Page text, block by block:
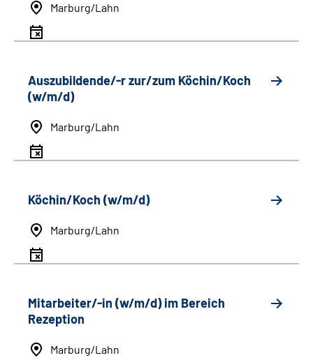
Marburg/Lahn
Auszubildende/-r zur/zum Köchin/Koch
(w/m/d)
Marburg/Lahn
Köchin/Koch (w/m/d)
Marburg/Lahn
Mitarbeiter/-in (w/m/d) im Bereich
Rezeption
Marburg/Lahn